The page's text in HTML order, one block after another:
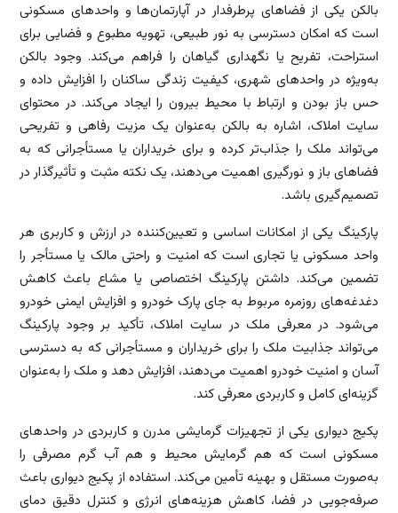
بالکن یکی از فضاهای پرطرفدار در آپارتمان‌ها و واحدهای مسکونی
است که امکان دسترسی به نور طبیعی، تهویه مطبوع و فضایی برای
استراحت، تفریح یا نگهداری گیاهان را فراهم می‌کند. وجود بالکن
به‌ویژه در واحدهای شهری، کیفیت زندگی ساکنان را افزایش داده و
حس باز بودن و ارتباط با محیط بیرون را ایجاد می‌کند. در محتوای
سایت املاک، اشاره به بالکن به‌عنوان یک مزیت رفاهی و تفریحی
می‌تواند ملک را جذاب‌تر کرده و برای خریداران یا مستأجرانی که به
فضاهای باز و نورگیری اهمیت می‌دهند، یک نکته مثبت و تأثیرگذار در
تصمیم‌گیری باشد.
پارکینگ یکی از امکانات اساسی و تعیین‌کننده در ارزش و کاربری هر
واحد مسکونی یا تجاری است که امنیت و راحتی مالک یا مستأجر را
تضمین می‌کند. داشتن پارکینگ اختصاصی یا مشاع باعث کاهش
دغدغه‌های روزمره مربوط به جای پارک خودرو و افزایش ایمنی خودرو
می‌شود. در معرفی ملک در سایت املاک، تأکید بر وجود پارکینگ
می‌تواند جذابیت ملک را برای خریداران و مستأجرانی که به دسترسی
آسان و امنیت خودرو اهمیت می‌دهند، افزایش دهد و ملک را به‌عنوان
گزینه‌ای کامل و کاربردی معرفی کند.
پکیج دیواری یکی از تجهیزات گرمایشی مدرن و کاربردی در واحدهای
مسکونی است که هم گرمایش محیط و هم آب گرم مصرفی را
به‌صورت مستقل و بهینه تأمین می‌کند. استفاده از پکیج دیواری باعث
صرفه‌جویی در فضا، کاهش هزینه‌های انرژی و کنترل دقیق دمای